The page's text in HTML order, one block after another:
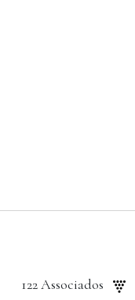
122 Associados